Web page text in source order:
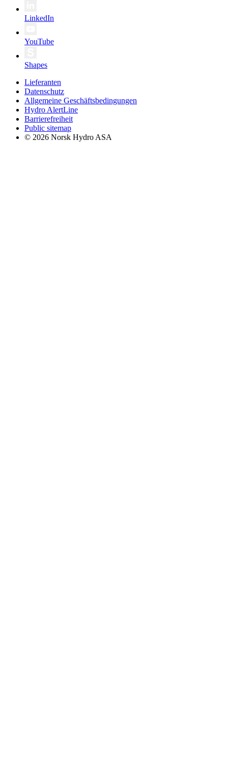
LinkedIn
YouTube
Shapes
Lieferanten
Datenschutz
Allgemeine Geschäftsbedingungen
Hydro AlertLine
Barrierefreiheit
Public sitemap
© 2026 Norsk Hydro ASA